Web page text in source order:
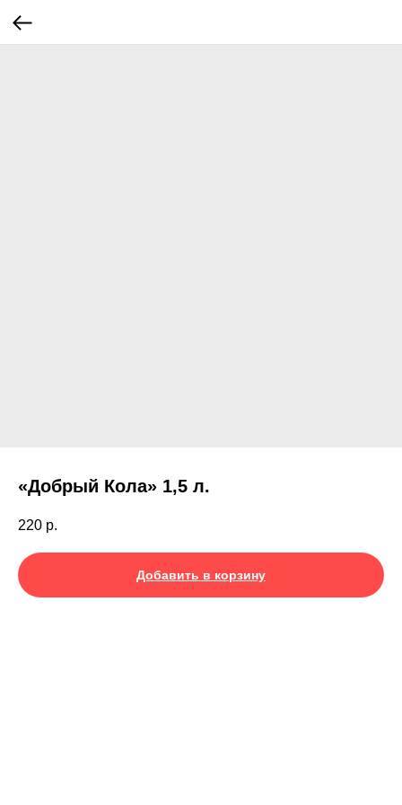
«Добрый Кола» 1,5 л.
220 р.
Добавить в корзину